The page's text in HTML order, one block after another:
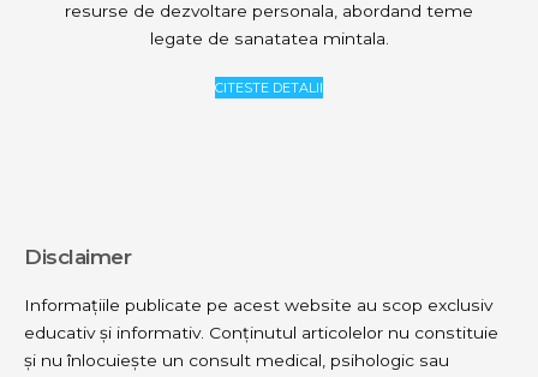
resurse de dezvoltare personala, abordand teme
legate de sanatatea mintala.
CITESTE DETALII
Disclaimer
Informațiile publicate pe acest website au scop exclusiv
educativ și informativ. Conținutul articolelor nu constituie
și nu înlocuiește un consult medical, psihologic sau